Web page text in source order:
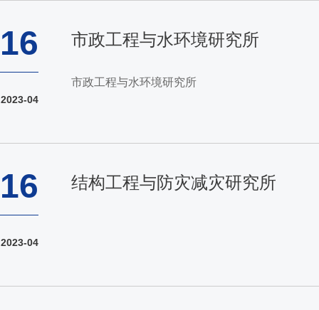
16
2023-04
市政工程与水环境研究所
市政工程与水环境研究所
16
2023-04
结构工程与防灾减灾研究所